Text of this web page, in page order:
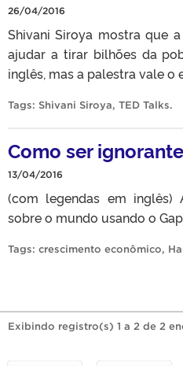
PORTARIAS
TELEFONES
26/04/2016
Shivani Siroya mostra que
ajudar a tirar bilhões da
inglês, mas a palestra vale o
Tags: Shivani Siroya, TED Talks.
Como ser
13/04/2016
(com legendas em inglês)
sobre o mundo usando o
Tags: crescimento econômico,
Exibindo registro(s) 1 a 2 de 2